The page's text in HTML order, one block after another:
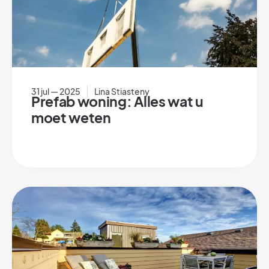
31 jul — 2025 Lina Stiasteny
Prefab woning: Alles wat u
moet weten